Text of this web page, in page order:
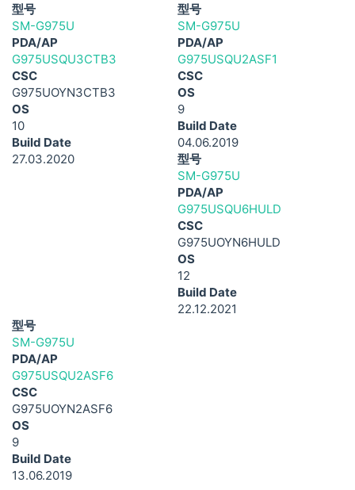
型号
SM-G975U
PDA/AP
G975USQU3CTB3
CSC
G975UOYN3CTB3
OS
10
Build Date
27.03.2020
型号
SM-G975U
PDA/AP
G975USQU2ASF1
CSC
OS
9
Build Date
04.06.2019
型号
SM-G975U
PDA/AP
G975USQU6HULD
CSC
G975UOYN6HULD
OS
12
Build Date
22.12.2021
型号
SM-G975U
PDA/AP
G975USQU2ASF6
CSC
G975UOYN2ASF6
OS
9
Build Date
13.06.2019